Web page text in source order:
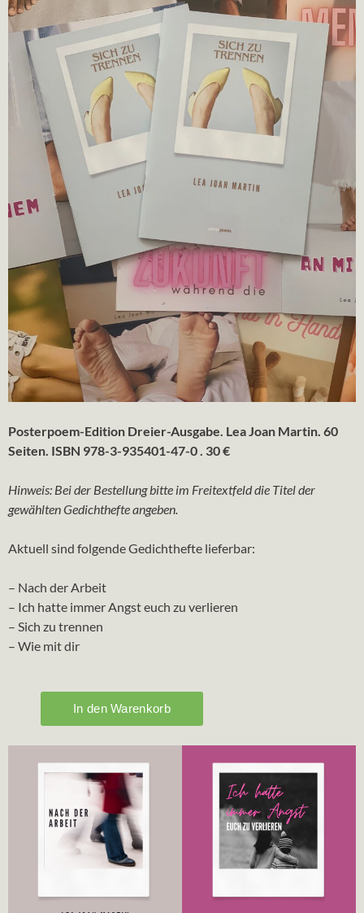
Posterpoem-Edition Dreier-Ausgabe. Lea Joan Martin. 60
Seiten. ISBN 978-3-935401-47-0 . 30 €
Hinweis: Bei der Bestellung bitte im Freitextfeld die Titel der
gewählten Gedichthefte angeben.
Aktuell sind folgende Gedichthefte lieferbar:
– Nach der Arbeit
– Ich hatte immer Angst euch zu verlieren
– Sich zu trennen
– Wie mit dir